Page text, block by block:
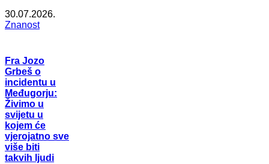
30.07.2026.
Znanost
Fra Jozo
Grbeš o
incidentu u
Međugorju:
Živimo u
svijetu u
kojem će
vjerojatno sve
više biti
takvih ljudi